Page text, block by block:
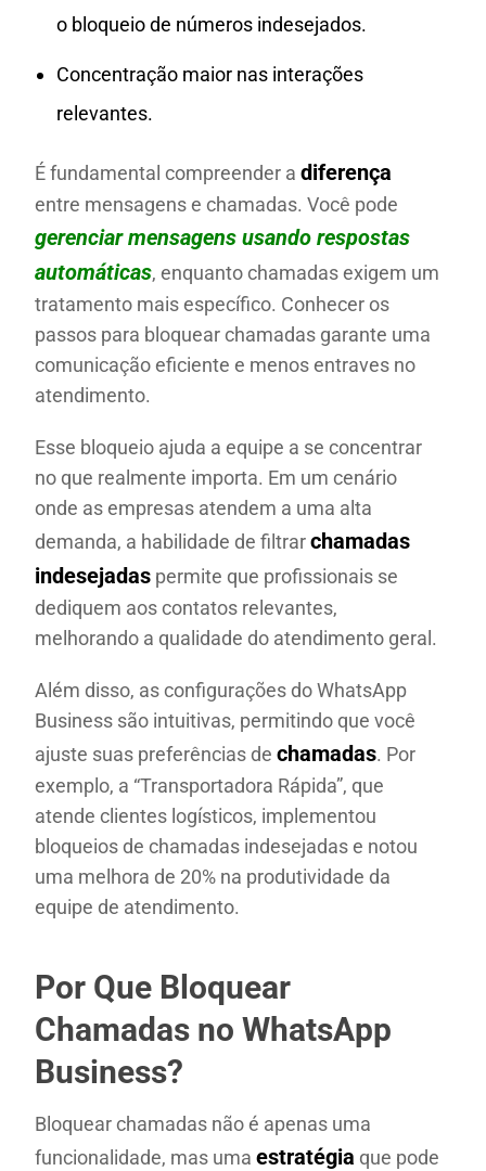
o bloqueio de números indesejados.
Concentração maior nas interações
relevantes.
É fundamental compreender adiferença
entre mensagens e chamadas. Você pode
gerenciar mensagens usando respostas
automáticas, enquanto chamadas exigem um
tratamento mais específico. Conhecer os
passos para bloquear chamadas garante uma
comunicação eficiente e menos entraves no
atendimento.
Esse bloqueio ajuda a equipe a se concentrar
no que realmente importa. Em um cenário
onde as empresas atendem a uma alta
demanda, a habilidade de filtrarchamadas
indesejadas permite que profissionais se
dediquem aos contatos relevantes,
melhorando a qualidade do atendimento geral.
Além disso, as configurações do WhatsApp
Business são intuitivas, permitindo que você
ajuste suas preferências dechamadas. Por
exemplo, a “Transportadora Rápida”, que
atende clientes logísticos, implementou
bloqueios de chamadas indesejadas e notou
uma melhora de 20% na produtividade da
equipe de atendimento.
Por Que Bloquear
Chamadas no WhatsApp
Business?
Bloquear chamadas não é apenas uma
funcionalidade, mas umaestratégia que pode